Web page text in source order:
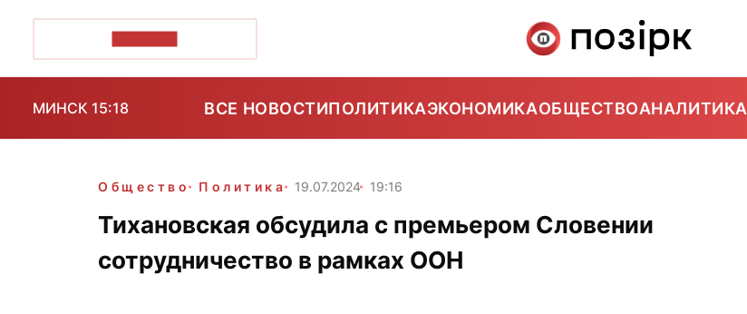
МИНСК 15:18 ВСЕ НОВОСТИПОЛИТИКАЭКОНОМИКАОБЩЕСТВОАНАЛИТИКА
Общество Политика 19.07.2024 19:16
Тихановская обсудила с премьером Словении
сотрудничество в рамках ООН